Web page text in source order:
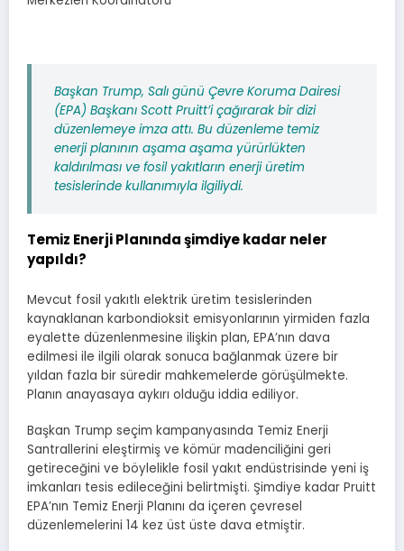
Başkan Trump, Salı günü Çevre Koruma Dairesi
(EPA) Başkanı Scott Pruitt’i çağırarak bir dizi
düzenlemeye imza attı. Bu düzenleme temiz
enerji planının aşama aşama yürürlükten
kaldırılması ve fosil yakıtların enerji üretim
tesislerinde kullanımıyla ilgiliydi.
Temiz Enerji Planında şimdiye kadar neler
yapıldı?
Mevcut fosil yakıtlı elektrik üretim tesislerinden
kaynaklanan karbondioksit emisyonlarının yirmiden fazla
eyalette düzenlenmesine ilişkin plan, EPA’nın dava
edilmesi ile ilgili olarak sonuca bağlanmak üzere bir
yıldan fazla bir süredir mahkemelerde görüşülmekte.
Planın anayasaya aykırı olduğu iddia ediliyor.
Başkan Trump seçim kampanyasında Temiz Enerji
Santrallerini eleştirmiş ve kömür madenciliğini geri
getireceğini ve böylelikle fosil yakıt endüstrisinde yeni iş
imkanları tesis edileceğini belirtmişti. Şimdiye kadar Pruitt
EPA’nın Temiz Enerji Planını da içeren çevresel
düzenlemelerini 14 kez üst üste dava etmiştir.